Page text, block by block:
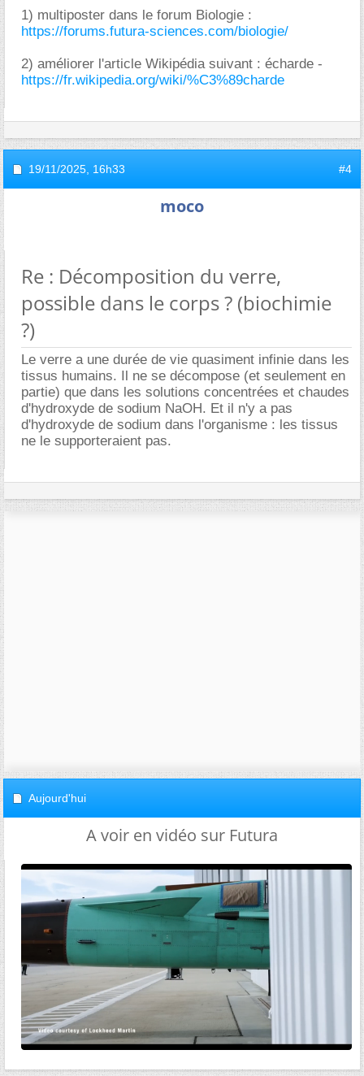
1) multiposter dans le forum Biologie :
https://forums.futura-sciences.com/biologie/
2) améliorer l'article Wikipédia suivant : écharde -
https://fr.wikipedia.org/wiki/%C3%89charde
19/11/2025, 16h33 #4
moco
Re : Décomposition du verre,
possible dans le corps ? (biochimie
?)
Le verre a une durée de vie quasiment infinie dans les
tissus humains. Il ne se décompose (et seulement en
partie) que dans les solutions concentrées et chaudes
d'hydroxyde de sodium NaOH. Et il n'y a pas
d'hydroxyde de sodium dans l'organisme : les tissus
ne le supporteraient pas.
Aujourd'hui
A voir en vidéo sur Futura